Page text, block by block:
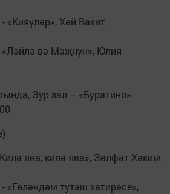
«Кияүләр», Хәй Вахит.
вә Мәҗнүн», Юлия
Зур зал – «Буратино».
ява, килә ява», Зөлфәт Хәким.
«Гөләндәм туташ хатирәсе»,